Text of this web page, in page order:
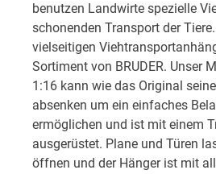
benutzen Landwirte spezielle
schonenden Transport der
vielseitigen
Sortiment von BRUDER. Unser
1:16 kann wie das Original
absenken um ein einfaches
ermöglichen und ist mit einem
ausgerüstet. Plane und Türen
öffnen und der Hänger ist mit